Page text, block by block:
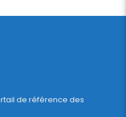
de référence des